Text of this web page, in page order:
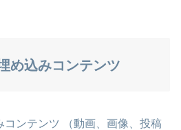
め込みコンテンツ
コンテンツ （動画、画像、投稿